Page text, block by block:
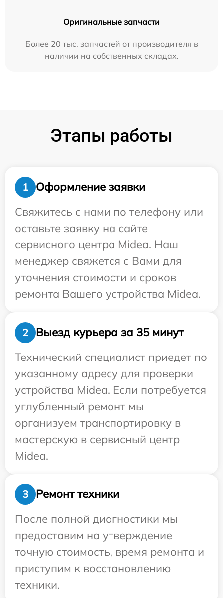
Оригинальные запчасти
Более 20 тыс. запчастей от производителя в
наличии на собственных складах.
Этапы работы
1
Оформление заявки
Свяжитесь с нами по телефону или
оставьте заявку на сайте
сервисного центра Midea. Наш
менеджер свяжется с Вами для
уточнения стоимости и сроков
ремонта Вашего устройства Midea.
2
Выезд курьера за 35 минут
Технический специалист приедет по
указанному адресу для проверки
устройства Midea. Если потребуется
углубленный ремонт мы
организуем транспортировку в
мастерскую в сервисный центр
Midea.
3
Ремонт техники
После полной диагностики мы
предоставим на утверждение
точную стоимость, время ремонта и
приступим к восстановлению
техники.